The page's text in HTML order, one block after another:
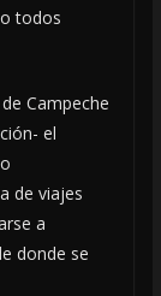
todos
Campeche
el
de viajes
a
donde se